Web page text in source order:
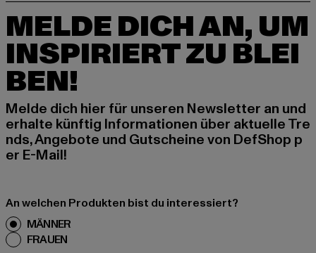
MELDE DICH AN, UM
INSPIRIERT ZU BLEI
BEN!
Melde dich hier für unseren Newsletter an und
erhalte künftig Informationen über aktuelle Tre
nds, Angebote und Gutscheine von DefShop p
er E-Mail!
An welchen Produkten bist du interessiert?
MÄNNER
FRAUEN